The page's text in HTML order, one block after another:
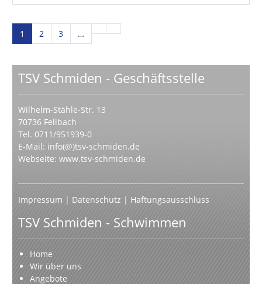
1 2 3 …
TSV Schmiden - Geschäftsstelle
Wilhelm-Stähle-Str. 13
70736 Fellbach
Tel. 0711/951939-0
E-Mail: info(@)tsv-schmiden.de
Webseite: www.tsv-schmiden.de
Impressum | Datenschutz | Haftungsausschluss
TSV Schmiden - Schwimmen
Home
Wir über uns
Angebote